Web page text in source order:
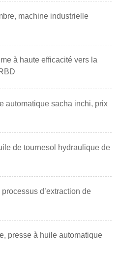
machine industrielle
à haute efficacité vers la
automatique sacha inchi, prix
de tournesol hydraulique de
d’extraction de
presse à huile automatique